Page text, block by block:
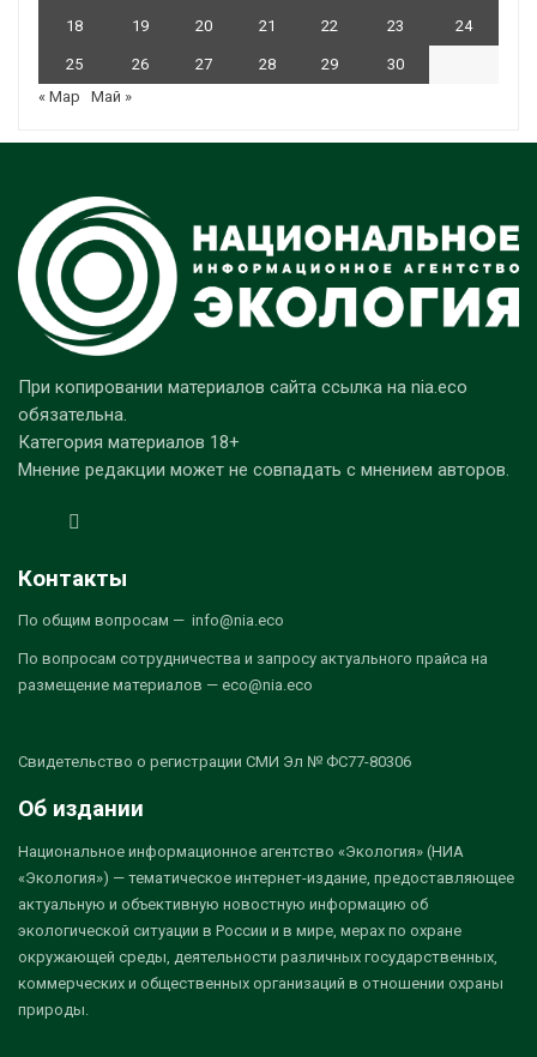
18 19 20 21 22 23 24
25 26 27 28 29
30
« Мар
Май »
При копировании материалов сайта ссылка на nia.eco
обязательна.
Категория материалов 18+
Мнение редакции может не совпадать с мнением авторов.
Контакты
По общим вопросам — info@nia.eco
По вопросам сотрудничества и запросу актуального прайса на
размещение материалов — eco@nia.eco
Свидетельство о регистрации СМИ Эл № ФС77-80306
Об издании
Национальное информационное агентство «Экология» (НИА
«Экология») — тематическое интернет-издание, предоставляющее
актуальную и объективную новостную информацию об
экологической ситуации в России и в мире, мерах по охране
окружающей среды, деятельности различных государственных,
коммерческих и общественных организаций в отношении охраны
природы.